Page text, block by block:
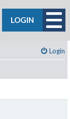
LOGIN
Login